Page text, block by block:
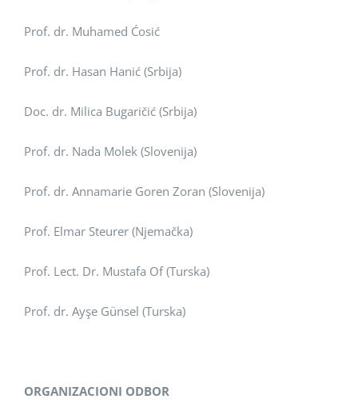
Prof. dr. Muhamed Ćosić
Prof. dr. Hasan Hanić (Srbija)
Doc. dr. Milica Bugaričić (Srbija)
Prof. dr. Nada Molek (Slovenija)
Prof. dr. Annamarie Goren Zoran (Slovenija)
Prof. Elmar Steurer (Njemačka)
Prof. Lect. Dr. Mustafa Of (Turska)
Prof. dr. Ayşe Günsel (Turska)
ORGANIZACIONI ODBOR